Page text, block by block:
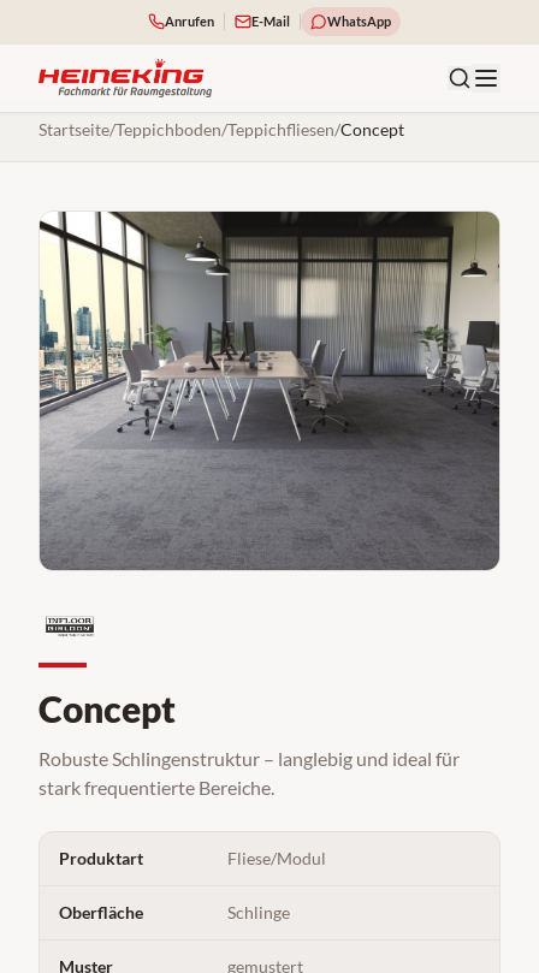
Anrufen E-Mail WhatsApp
Startseite/Teppichboden/Teppichfliesen/Concept
Concept
Robuste Schlingenstruktur – langlebig und ideal für
stark frequentierte Bereiche.
Produktart Fliese/Modul
Oberfläche Schlinge
Muster gemustert